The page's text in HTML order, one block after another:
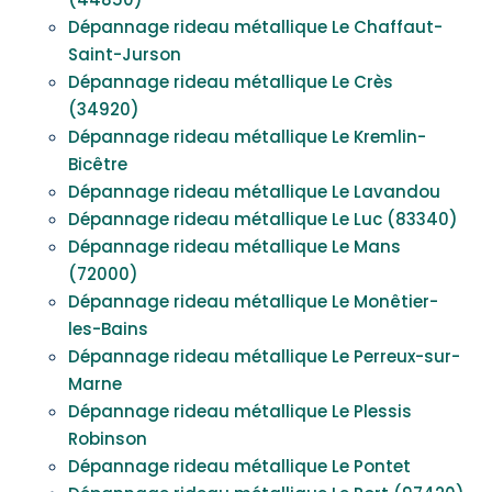
Dépannage rideau métallique Le Chaffaut-
Saint-Jurson
Dépannage rideau métallique Le Crès
(34920)
Dépannage rideau métallique Le Kremlin-
Bicêtre
Dépannage rideau métallique Le Lavandou
Dépannage rideau métallique Le Luc (83340)
Dépannage rideau métallique Le Mans
(72000)
Dépannage rideau métallique Le Monêtier-
les-Bains
Dépannage rideau métallique Le Perreux-sur-
Marne
Dépannage rideau métallique Le Plessis
Robinson
Dépannage rideau métallique Le Pontet